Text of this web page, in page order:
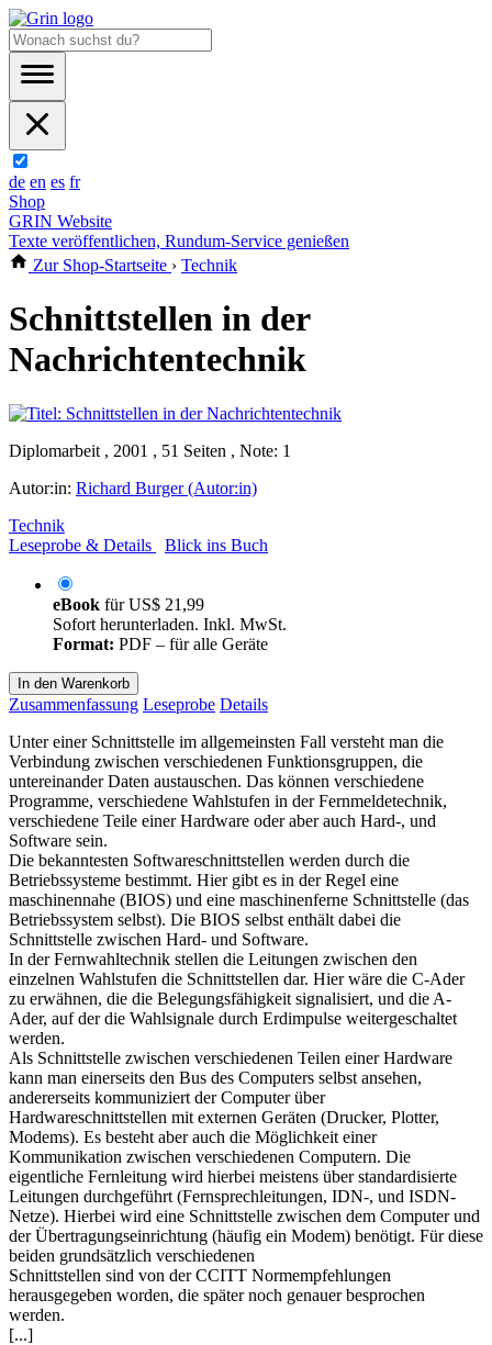
de en es fr
Shop
GRIN Website
Texte veröffentlichen, Rundum-Service genießen
Zur Shop-Startseite › Technik
Schnittstellen in der
Nachrichtentechnik
Diplomarbeit , 2001 , 51 Seiten , Note: 1
Autor:in: Richard Burger (Autor:in)
Technik
Leseprobe & Details
Blick ins Buch
eBook fürUS$ 21,99
Sofort herunterladen. Inkl. MwSt.
Format: PDF – für alle Geräte
In den Warenkorb
Zusammenfassung Leseprobe Details
Unter einer Schnittstelle im allgemeinsten Fall versteht man die
Verbindung zwischen verschiedenen Funktionsgruppen, die
untereinander Daten austauschen. Das können verschiedene
Programme, verschiedene Wahlstufen in der Fernmeldetechnik,
verschiedene Teile einer Hardware oder aber auch Hard-, und
Software sein.
Die bekanntesten Softwareschnittstellen werden durch die
Betriebssysteme bestimmt. Hier gibt es in der Regel eine
maschinennahe (BIOS) und eine maschinenferne Schnittstelle (das
Betriebssystem selbst). Die BIOS selbst enthält dabei die
Schnittstelle zwischen Hard- und Software.
In der Fernwahltechnik stellen die Leitungen zwischen den
einzelnen Wahlstufen die Schnittstellen dar. Hier wäre die C-Ader
zu erwähnen, die die Belegungsfähigkeit signalisiert, und die A-
Ader, auf der die Wahlsignale durch Erdimpulse weitergeschaltet
werden.
Als Schnittstelle zwischen verschiedenen Teilen einer Hardware
kann man einerseits den Bus des Computers selbst ansehen,
andererseits kommuniziert der Computer über
Hardwareschnittstellen mit externen Geräten (Drucker, Plotter,
Modems). Es besteht aber auch die Möglichkeit einer
Kommunikation zwischen verschiedenen Computern. Die
eigentliche Fernleitung wird hierbei meistens über standardisierte
Leitungen durchgeführt (Fernsprechleitungen, IDN-, und ISDN-
Netze). Hierbei wird eine Schnittstelle zwischen dem Computer und
der Übertragungseinrichtung (häufig ein Modem) benötigt. Für diese
beiden grundsätzlich verschiedenen
Schnittstellen sind von der CCITT Normempfehlungen
herausgegeben worden, die später noch genauer besprochen
werden.
[...]